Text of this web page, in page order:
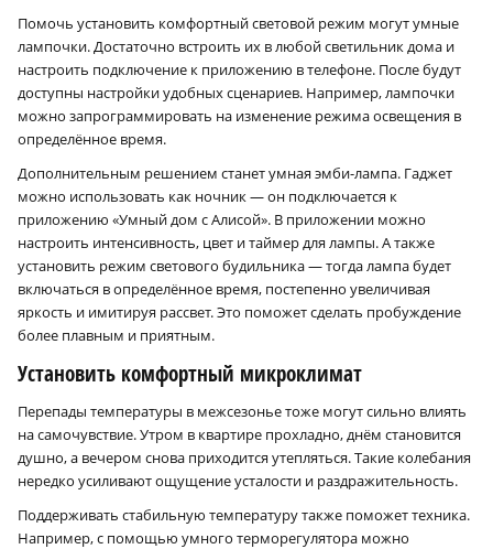
Помочь установить комфортный световой режим могут умные
лампочки. Достаточно встроить их в любой светильник дома и
настроить подключение к приложению в телефоне. После будут
доступны настройки удобных сценариев. Например, лампочки
можно запрограммировать на изменение режима освещения в
определённое время.
Дополнительным решением станет умная эмби-лампа. Гаджет
можно использовать как ночник — он подключается к
приложению «Умный дом с Алисой». В приложении можно
настроить интенсивность, цвет и таймер для лампы. А также
установить режим светового будильника — тогда лампа будет
включаться в определённое время, постепенно увеличивая
яркость и имитируя рассвет. Это поможет сделать пробуждение
более плавным и приятным.
Установить комфортный микроклимат
Перепады температуры в межсезонье тоже могут сильно влиять
на самочувствие. Утром в квартире прохладно, днём становится
душно, а вечером снова приходится утепляться. Такие колебания
нередко усиливают ощущение усталости и раздражительность.
Поддерживать стабильную температуру также поможет техника.
Например, с помощью умного терморегулятора можно